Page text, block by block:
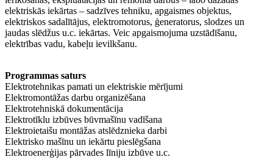
elektriskās iekārtas – sadzīves tehniku, apgaismes objektus,
elektriskos sadalītājus, elektromotorus, ģeneratorus, slodzes un
jaudas slēdžus u.c. iekārtas. Veic apgaismojuma uzstādīšanu,
elektrības vadu, kabeļu ievilkšanu.
Programmas saturs
Elektrotehnikas pamati un elektriskie mērījumi
Elektromontāžas darbu organizēšana
Elektrotehniskā dokumentācija
Elektrotīklu izbūves būvmašīnu vadīšana
Elektroietaišu montāžas atslēdznieka darbi
Elektrisko mašīnu un iekārtu pieslēgšana
Elektroenerģijas pārvades līniju izbūve u.c.